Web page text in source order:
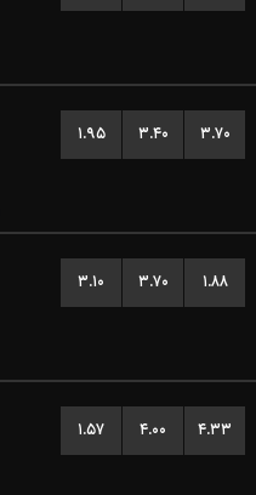
۱.۹۵ ۳.۴۰ ۳.۷۰
۳.۱۰ ۳.۷۰ ۱.۸۸
۱.۵۷ ۴.۰۰ ۴.۳۳